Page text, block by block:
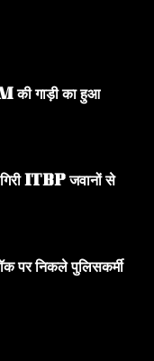
की गाड़ी का हुआ
ITBP जवानों से
पर निकले पुलिसकर्मी